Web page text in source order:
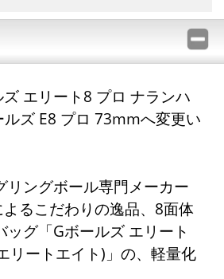
エリート8 プロ ナランハ
ズ E8 プロ 73mmへ変更い
リングボール専門メーカー
よるこだわりの逸品、8面体
ッグ「Gボールズ エリート
リートエイト)」の、軽量化